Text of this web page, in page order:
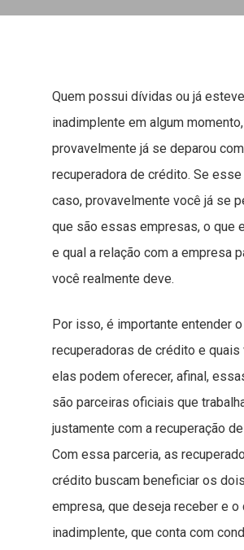
Quem possui dívidas ou já esteve
inadimplente em algum momento,
provavelmente já se deparou
recuperadora de crédito. Se
caso, provavelmente você já se
que são essas empresas, o que
e qual a relação com a empresa
você realmente deve.
Por isso, é importante entender
recuperadoras de crédito e quais
elas podem oferecer, afinal,
são parceiras oficiais que
justamente com a recuperação
Com essa parceria, as
crédito buscam beneficiar os
empresa, que deseja receber e o
inadimplente, que conta com